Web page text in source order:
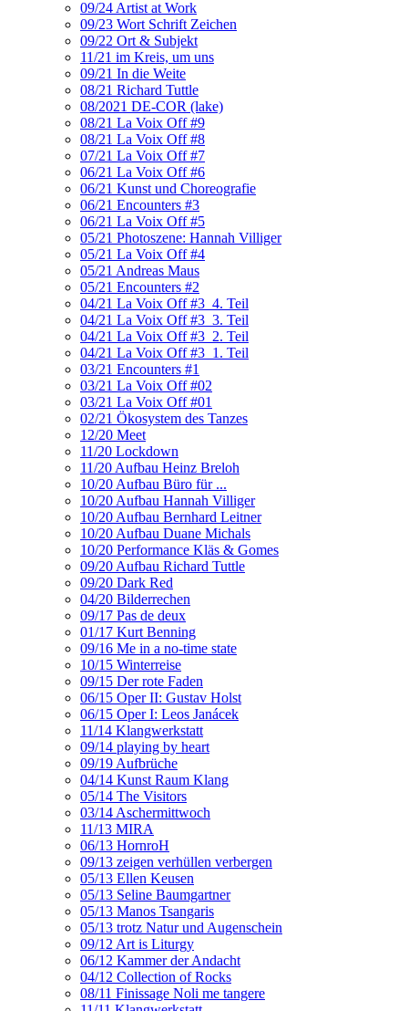
09/24 Artist at Work
09/23 Wort Schrift Zeichen
09/22 Ort & Subjekt
11/21 im Kreis, um uns
09/21 In die Weite
08/21 Richard Tuttle
08/2021 DE-COR (lake)
08/21 La Voix Off #9
08/21 La Voix Off #8
07/21 La Voix Off #7
06/21 La Voix Off #6
06/21 Kunst und Choreografie
06/21 Encounters #3
06/21 La Voix Off #5
05/21 Photoszene: Hannah Villiger
05/21 La Voix Off #4
05/21 Andreas Maus
05/21 Encounters #2
04/21 La Voix Off #3_4. Teil
04/21 La Voix Off #3_3. Teil
04/21 La Voix Off #3_2. Teil
04/21 La Voix Off #3_1. Teil
03/21 Encounters #1
03/21 La Voix Off #02
03/21 La Voix Off #01
02/21 Ökosystem des Tanzes
12/20 Meet
11/20 Lockdown
11/20 Aufbau Heinz Breloh
10/20 Aufbau Büro für ...
10/20 Aufbau Hannah Villiger
10/20 Aufbau Bernhard Leitner
10/20 Aufbau Duane Michals
10/20 Performance Kläs & Gomes
09/20 Aufbau Richard Tuttle
09/20 Dark Red
04/20 Bilderrechen
09/17 Pas de deux
01/17 Kurt Benning
09/16 Me in a no-time state
10/15 Winterreise
09/15 Der rote Faden
06/15 Oper II: Gustav Holst
06/15 Oper I: Leos Janácek
11/14 Klangwerkstatt
09/14 playing by heart
09/19 Aufbrüche
04/14 Kunst Raum Klang
05/14 The Visitors
03/14 Aschermittwoch
11/13 MIRA
06/13 HornroH
09/13 zeigen verhüllen verbergen
05/13 Ellen Keusen
05/13 Seline Baumgartner
05/13 Manos Tsangaris
05/13 trotz Natur und Augenschein
09/12 Art is Liturgy
06/12 Kammer der Andacht
04/12 Collection of Rocks
08/11 Finissage Noli me tangere